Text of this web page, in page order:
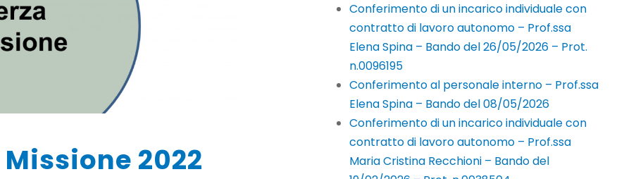
2022
Conferimento di un incarico individuale con
contratto di lavoro autonomo – Prof.ssa
Elena Spina – Bando del 26/05/2026 – Prot.
n.0096195
Conferimento al personale interno – Prof.ssa
Elena Spina – Bando del 08/05/2026
Conferimento di un incarico individuale con
contratto di lavoro autonomo – Prof.ssa
Maria Cristina Recchioni – Bando del